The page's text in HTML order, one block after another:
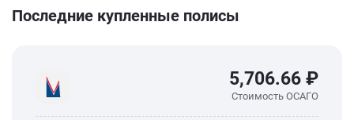
Последние купленные полисы
5,706.66 ₽
Стоимость ОСАГО